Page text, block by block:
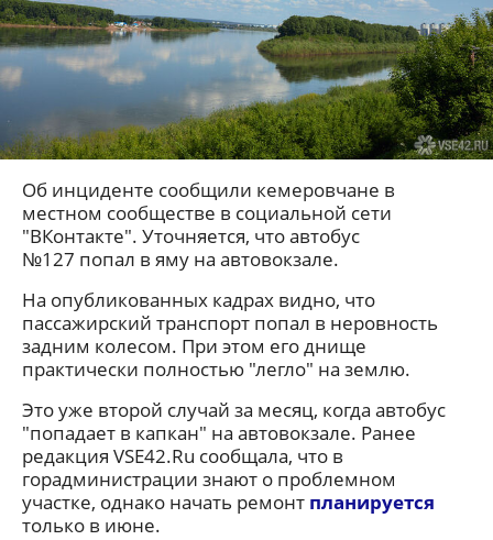
Об инциденте сообщили кемеровчане в
местном сообществе в социальной сети
"ВКонтакте". Уточняется, что автобус
№127 попал в яму на автовокзале.
На опубликованных кадрах видно, что
пассажирский транспорт попал в неровность
задним колесом. При этом его днище
практически полностью "легло" на землю.
Это уже второй случай за месяц, когда автобус
"попадает в капкан" на автовокзале. Ранее
редакция VSE42.Ru сообщала, что в
горадминистрации знают о проблемном
участке, однако начать ремонт планируется
только в июне.